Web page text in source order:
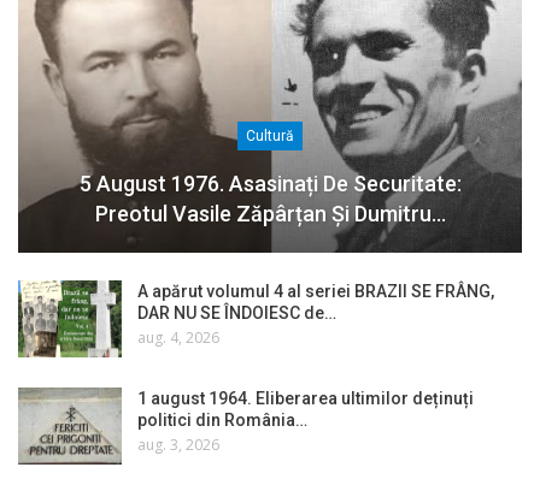
Cultură
5 August 1976. Asasinați De Securitate:
Preotul Vasile Zăpârțan Și Dumitru…
A apărut volumul 4 al seriei BRAZII SE FRÂNG,
DAR NU SE ÎNDOIESC de…
aug. 4, 2026
1 august 1964. Eliberarea ultimilor deținuți
politici din România…
aug. 3, 2026